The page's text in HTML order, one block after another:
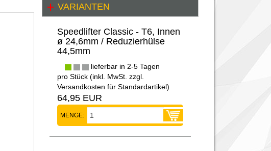
VARIANTEN
Speedlifter Classic - T6, Innen
ø 24,6mm / Reduzierhülse
44,5mm
lieferbar in 2-5 Tagen
pro Stück (inkl. MwSt. zzgl.
Versandkosten für Standardartikel)
64,95 EUR
MENGE: